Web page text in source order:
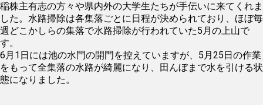
稲株主有志の方々や県内外の大学生たちが手伝いに来てくれま
した。水路掃除は各集落ごとに日程が決められており、ほぼ毎
週どこかしらの集落で水路掃除が行われていた5月の上山で
す。
6月1日には池の水門の開門を控えていますが、5月25日の作業
をもって全集落の水路が綺麗になり、田んぼまで水を引ける状
態になりました。